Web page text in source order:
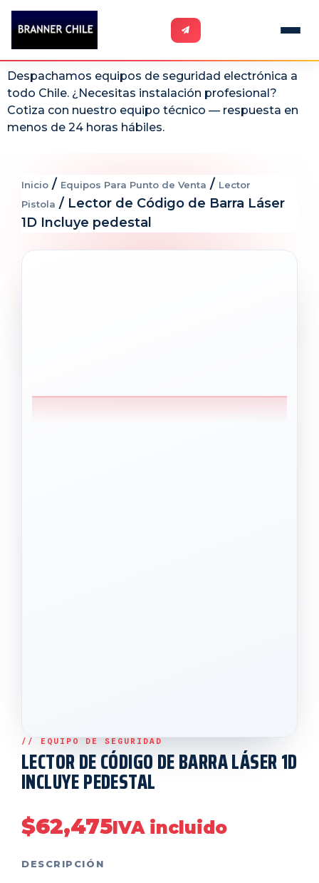
Despachamos equipos de seguridad electrónica a
todo Chile. ¿Necesitas instalación profesional?
Cotiza con nuestro equipo técnico — respuesta en
menos de 24 horas hábiles.
Inicio / Equipos Para Punto de Venta / Lector
Pistola / Lector de Código de Barra Láser
1D Incluye pedestal
LECTOR DE CÓDIGO DE BARRA LÁSER 1D
INCLUYE PEDESTAL
$62,475IVA incluido
DESCRIPCIÓN